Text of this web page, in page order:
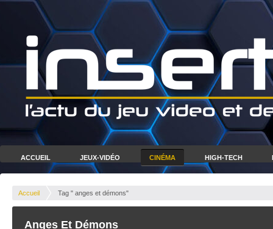
ACCUEIL JEUX-VIDÉO CINÉMA HIGH-TECH
Accueil Tag " anges et démons"
Anges Et Démons